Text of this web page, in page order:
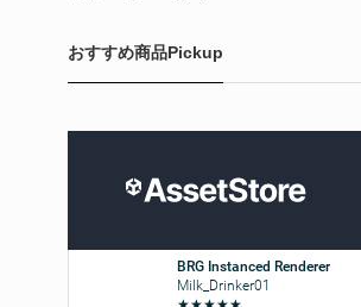
おすすめ商品Pickup